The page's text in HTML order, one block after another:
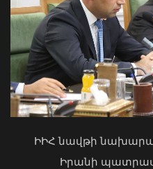
ՆԳՆ թիմը ռեկորդներ է
բանակային խաղերում
08 Օգոստոս, 2026 18:56
Մկրտության
Արտաշատում 14 մարդ
ախտանիշներով դիմել է
02 Օգոստոս, 2026 15:06
ԻԻՀ նավթի
Իրանի